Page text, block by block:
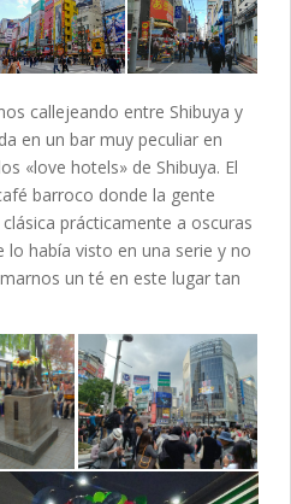
callejeando entre Shibuya y
en un bar muy peculiar en
«love hotels» de Shibuya. El
barroco donde la gente
prácticamente a oscuras
lo había visto en una serie y no
un té en este lugar tan